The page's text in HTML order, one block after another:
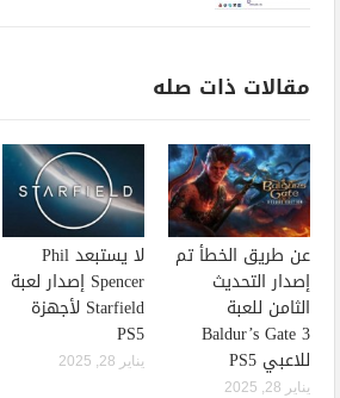
مقالات ذات صله
عن طريق الخطأ تم
إصدار التحديث
الثامن للعبة
Baldur’s Gate 3
للاعبي PS5
يناير 28, 2025
لا يستبعد Phil
Spencer إصدار لعبة
Starfield لأجهزة
PS5
يناير 28, 2025